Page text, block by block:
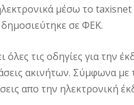
μέσω το
σε ΦΕΚ.
όλες τις οδηγίες για την
ακινήτων. Σύμφωνα
απο την ηλεκτρονική